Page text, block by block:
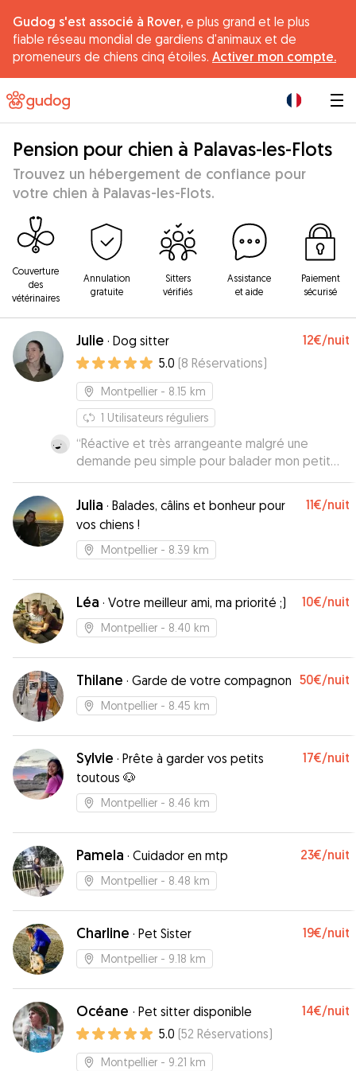
Gudog s'est associé à Rover, e plus grand et le plus
fiable réseau mondial de gardiens d'animaux et de
promeneurs de chiens cinq étoiles. Activer mon compte.
Pension pour chien à Palavas-les-Flots
Trouvez un hébergement de confiance pour
votre chien à Palavas-les-Flots.
Couverture
des
vétérinaires
Annulation
gratuite
Sitters
vérifiés
Assistance
et aide
Paiement
sécurisé
Julie · Dog sitter 12€/nuit
5.0 (8 Réservations)
Montpellier - 8.15 km
1 Utilisateurs réguliers
“Réactive et très arrangeante malgré une
demande peu simple pour balader mon petit
chiot ! Allez y les yeux fermés pour compter sur
Julie pour vos loulous !
Julia · Balades, câlins et bonheur pour
vos chiens !
11€/nuit
Montpellier - 8.39 km
Léa · Votre meilleur ami, ma priorité ;) 10€/nuit
Montpellier - 8.40 km
Thilane · Garde de votre compagnon 50€/nuit
Montpellier - 8.45 km
Sylvie · Prête à garder vos petits
toutous 🐶
17€/nuit
Montpellier - 8.46 km
Pamela · Cuidador en mtp 23€/nuit
Montpellier - 8.48 km
Charline · Pet Sister 19€/nuit
Montpellier - 9.18 km
Océane · Pet sitter disponible 14€/nuit
5.0 (52 Réservations)
Montpellier - 9.21 km